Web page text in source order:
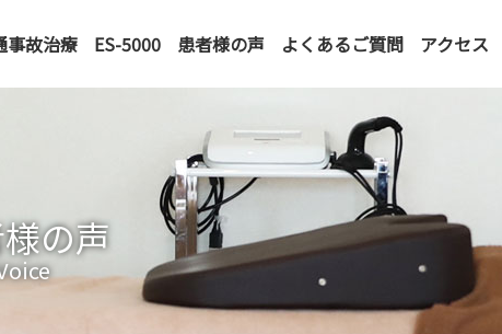
事故治療 ES-5000 患者様の声 よくあるご質問 アクセス
の声